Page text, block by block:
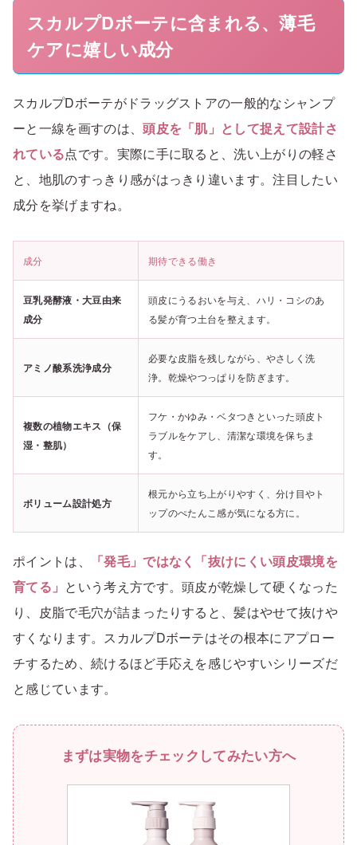
スカルプDボーテに含まれる、薄毛
ケアに嬉しい成分
スカルプDボーテがドラッグストアの一般的なシャンプ
ーと一線を画すのは、頭皮を「肌」として捉えて設計さ
れている点です。実際に手に取ると、洗い上がりの軽さ
と、地肌のすっきり感がはっきり違います。注目したい
成分を挙げますね。
成分 期待できる働き
豆乳発酵液・大豆由来
成分
頭皮にうるおいを与え、ハリ・コシのあ
る髪が育つ土台を整えます。
アミノ酸系洗浄成分
必要な皮脂を残しながら、やさしく洗
浄。乾燥やつっぱりを防ぎます。
複数の植物エキス（保
湿・整肌）
フケ・かゆみ・ベタつきといった頭皮ト
ラブルをケアし、清潔な環境を保ちま
す。
ボリューム設計処方
根元から立ち上がりやすく、分け目やト
ップのぺたんこ感が気になる方に。
ポイントは、
「発毛」ではなく「抜けにくい頭皮環境を
育てる」 という考え方です。頭皮が乾燥して硬くなった
り、皮脂で毛穴が詰まったりすると、髪はやせて抜けや
すくなります。スカルプDボーテはその根本にアプロー
チするため、続けるほど手応えを感じやすいシリーズだ
と感じています。
まずは実物をチェックしてみたい方へ